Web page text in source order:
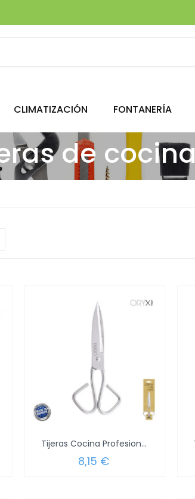
CLIMATIZACIÓN FONTANERÍA
de cocina
Tijeras Cocina Profesional Inoxidable 20 cm.
8,15 €